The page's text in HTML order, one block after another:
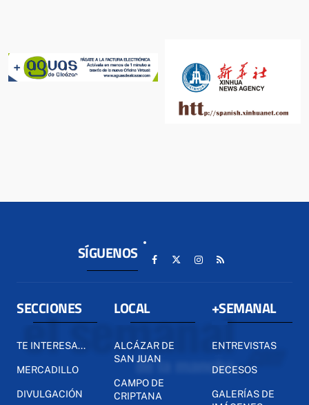
SÍGUENOS
SECCIONES
TE INTERESA...
MERCADILLO
DIVULGACIÓN
LOCAL
ALCÁZAR DE
SAN JUAN
CAMPO DE
CRIPTANA
+SEMANAL
ENTREVISTAS
DECESOS
GALERÍAS DE